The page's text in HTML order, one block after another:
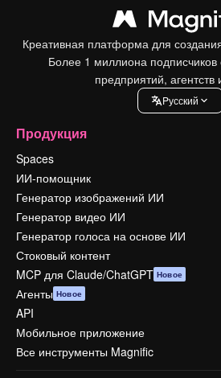
Креативная платформа для
Более 1 миллиона подписчиков
предприятий, агентств
Pусский
Продукция
Spaces
ИИ-помощник
Генератор изображений ИИ
Генератор видео ИИ
Генератор голоса на основе ИИ
Стоковый контент
MCP для Claude/ChatGPT Новое
Агенты Новое
API
Мобильное приложение
Все инструменты Magnific